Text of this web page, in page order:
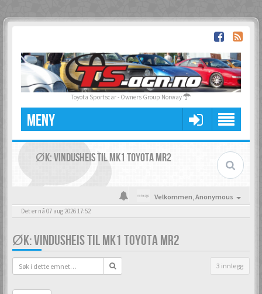
Toyota Sportscar - Owners Group Norway
MENY
ØK: VINDUSHEIS TIL MK1 TOYOTA MR2
Velkommen,Anonymous
Det er nå 07 aug 2026 17:52
ØK: VINDUSHEIS TIL MK1 TOYOTA MR2
3 innlegg